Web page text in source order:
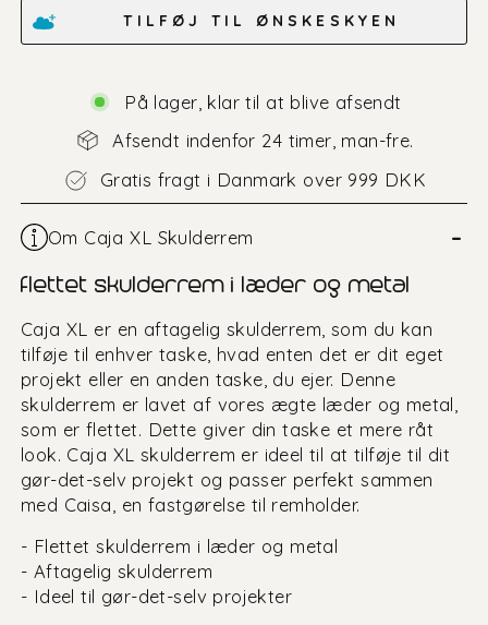
TILFØJ TIL ØNSKESKYEN
På lager, klar til at blive afsendt
Afsendt indenfor 24 timer, man-fre.
Gratis fragt i Danmark over 999 DKK
Om Caja XL Skulderrem
–
flettet skulderrem i læder og metal
Caja XL er en aftagelig skulderrem, som du kan
tilføje til enhver taske, hvad enten det er dit eget
projekt eller en anden taske, du ejer. Denne
skulderrem er lavet af vores ægte læder og metal,
som er flettet. Dette giver din taske et mere råt
look. Caja XL skulderrem er ideel til at tilføje til dit
gør-det-selv projekt og passer perfekt sammen
med Caisa, en fastgørelse til remholder.
- Flettet skulderrem i læder og metal
- Aftagelig skulderrem
- Ideel til gør-det-selv projekter